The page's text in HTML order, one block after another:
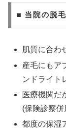
■ 当院の脱
肌質に合わ
産毛にもア
ンドライト
医療機関だ
(保険診察併
都度の保湿